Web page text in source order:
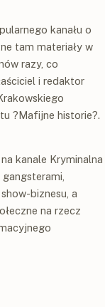
kanału o
tam materiały w
razy, co
i redaktor
?Mafijne historie?.
kanale Kryminalna
biznesu, a
na rzecz